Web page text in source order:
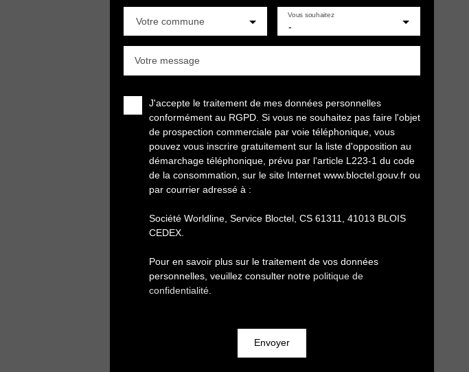
Votre commune -
Vous souhaitez
Votre message
J'accepte le traitement de mes données personnelles
conformément au RGPD. Si vous ne souhaitez pas faire l'objet
de prospection commerciale par voie téléphonique, vous
pouvez vous inscrire gratuitement sur la liste d'opposition au
démarchage téléphonique, prévu par l'article L223-1 du code
de la consommation, sur le site Internet www.bloctel.gouv.fr ou
par courrier adressé à :
Société Worldline, Service Bloctel, CS 61311, 41013 BLOIS
CEDEX.
Pour en savoir plus sur le traitement de vos données
personnelles, veuillez consulter notre politique de
confidentialité
Envoyer